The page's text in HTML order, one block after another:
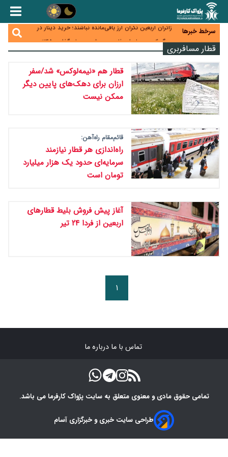
سرخط خبرها
همایش و مسابقه نذری ماه صفر برگزار شد
زائران اربعین نگران ارز باقی‌مانده نباشند؛ خرید دینار در
بانک‌ها و صرافی‌ها
جنگ کریدورها وارد فاز جدید شد؛ سرمایه‌گذاری ۳۴۵
میلیارد دلاری اوراسیا تا ۲۰۳۵
پارادوکس اینترنت در ایران؛ مصرف‌کننده بیشتر می‌پردازد،
شبکه کمتر توسعه می‌یابد
تأمین سرمایه در گردش بدون خلق نقدینگی؛ نقش
جدید سیاست‌های مالیاتی در حمایت از تولید
قطار مسافربری
قطار هم «نیمه‌لوکس» شد/سفر
ارزان برای دهک‌های پایین دیگر
ممکن نیست
قائم‌مقام راه‌آهن:
راه‌اندازی هر قطار نیازمند
سرمایه‌ای حدود یک هزار میلیارد
تومان است
آغاز پیش فروش بلیط قطارهای
اربعین از فردا ۲۴ تیر
۱
تماس با ما درباره ما
تمامی حقوق مادی و معنوی متعلق به سایت پژواک کارفرما می باشد.
طراحی سایت خبری و خبرگزاری آسام